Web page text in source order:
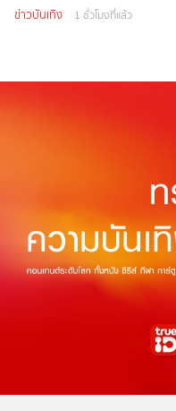
ข่าวบันเทิง 1 ชั่วโมงที่แล้ว